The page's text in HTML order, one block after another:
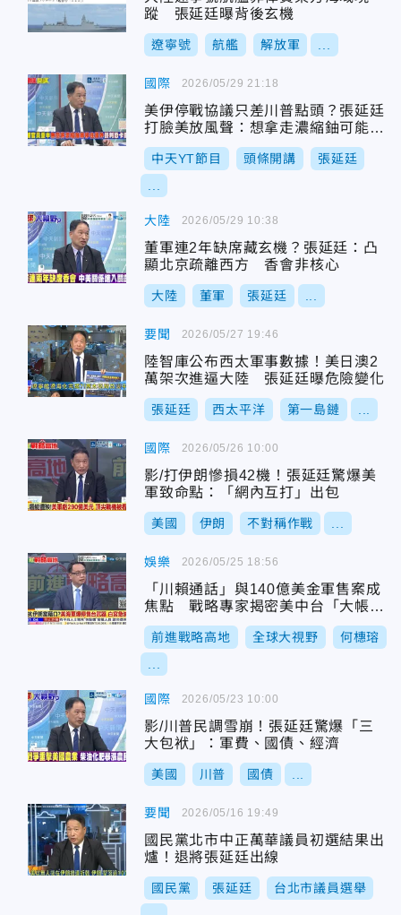
蹤 張延廷曝背後玄機
遼寧號 航艦 解放軍
國際
美伊停戰協議只差川普點頭？張延廷
打臉美放風聲：想拿走濃縮鈾可能性
渺茫
中天YT節目 頭條開講 張延廷
2026/05/29 21:18
大陸
董軍連2年缺席藏玄機？張延廷：凸
顯北京疏離西方 香會非核心
大陸 董軍 張延廷
2026/05/29 10:38
要聞
陸智庫公布西太軍事數據！美日澳2
萬架次進逼大陸 張延廷曝危險變化
張延廷 西太平洋 第一島鏈
2026/05/27 19:46
國際
影/打伊朗慘損42機！張延廷驚爆美
軍致命點：「網內互打」出包
美國 伊朗 不對稱作戰
2026/05/26 10:00
娛樂
「川賴通話」與140億美金軍售案成
焦點 戰略專家揭密美中台「大帳與
小帳」的權力賽局
前進戰略高地 全球大視野 何橞瑢
2026/05/25 18:56
國際
影/川普民調雪崩！張延廷驚爆「三
大包袱」：軍費、國債、經濟
美國 川普 國債
2026/05/23 10:00
要聞
國民黨北市中正萬華議員初選結果出
爐！退將張延廷出線
國民黨 張延廷 台北市議員選舉
2026/05/16 19:49